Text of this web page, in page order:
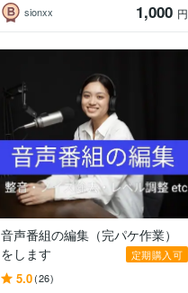
sionxx
1,000 円
音声番組の編集（完パケ作業）
をします
定期購入可
5.0(26)